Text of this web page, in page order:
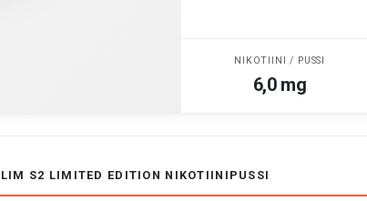
NIKOTIINI / PUSSI
6,0 mg
S2 LIMITED EDITION NIKOTIINIPUSSI